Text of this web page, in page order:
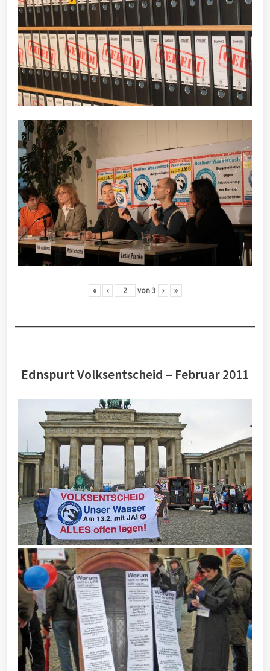
« ‹ von 3 › »
Ednspurt Volksentscheid – Februar 2011